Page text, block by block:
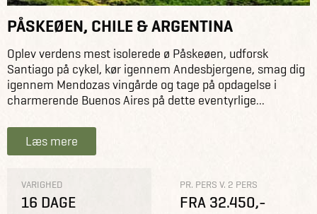
PÅSKEØEN, CHILE & ARGENTINA
Oplev verdens mest isolerede ø Påskeøen, udforsk
Santiago på cykel, kør igennem Andesbjergene, smag dig
igennem Mendozas vingårde og tage på opdagelse i
charmerende Buenos Aires på dette eventyrlige...
Læs mere
VARIGHED
16 DAGE
PR. PERS V. 2 PERS
FRA 32.450,-